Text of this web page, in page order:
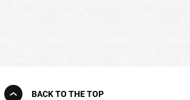
BACK TO THE TOP